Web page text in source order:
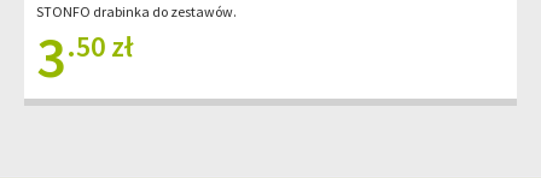
STONFO drabinka do zestawów.
3.50 zł